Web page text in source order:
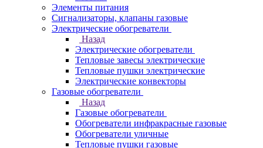
Элементы питания
Сигнализаторы, клапаны газовые
Электрические обогреватели
Назад
Электрические обогреватели
Тепловые завесы электрические
Тепловые пушки электрические
Электрические конвекторы
Газовые обогреватели
Назад
Газовые обогреватели
Обогреватели инфракрасные газовые
Обогреватели уличные
Тепловые пушки газовые